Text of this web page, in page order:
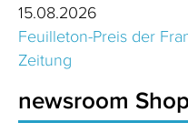
15.08.2026
Feuilleton-Preis der
Zeitung
newsroom Shop